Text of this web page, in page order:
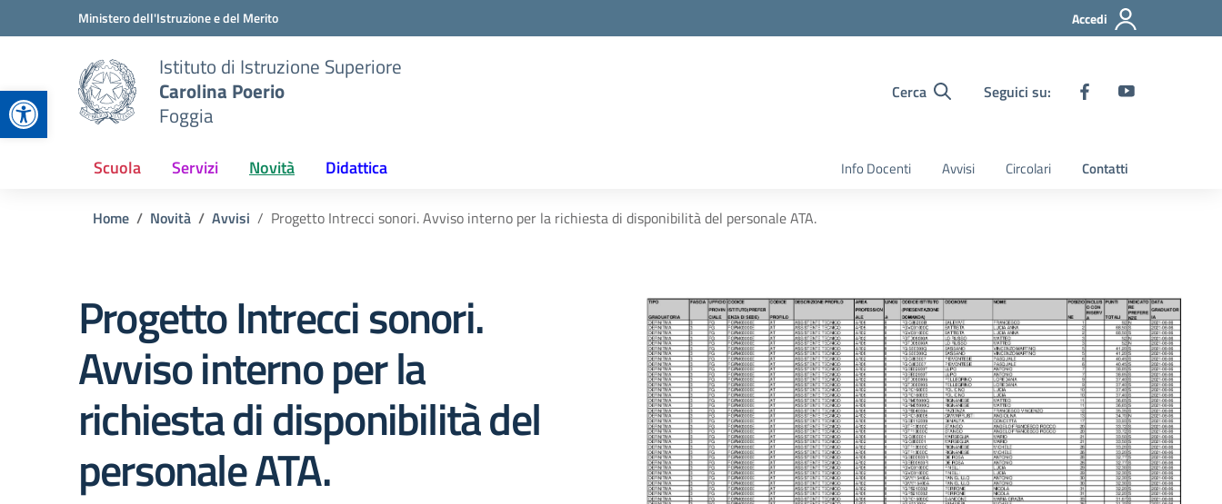
Apri la barra degli strumenti
Vai ai contenuti
Vai al menu di navigazioneMinistero dell'Istruzione e del Merito Accedi
Istituto di Istruzione Superiore
Carolina Poerio
Foggia
Cerca Seguici su:
Scuola Servizi Novità Didattica Info Docenti Avvisi Circolari Contatti
Home Novità Avvisi Progetto Intrecci sonori. Avviso interno per la richiesta di disponibilità del personale ATA.
Progetto Intrecci sonori.
Avviso interno per la
richiesta di disponibilità del
personale ATA.